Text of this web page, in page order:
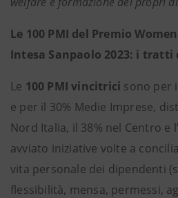
Le 100 PMI del Premio
Intesa Sanpaolo 2023: i
Le 100 PMI vincitrici sono per
e per il 30% Medie Imprese,
Nord Italia, il 38% nel Centro e
avviato iniziative volte a
vita personale dei dipendenti
flessibilità, mensa, permessi,